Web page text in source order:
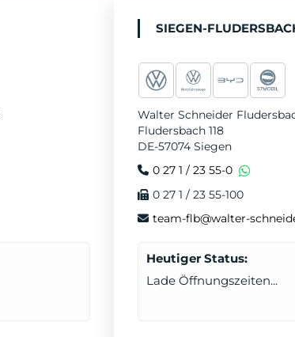
a
m
SIEGEN-
Walter Schneider
Fludersbach 118
DE-57074 Siegen
0 27 1 / 23 55-0
0 27 1 / 23 55-100
team-flb@walter-
Heutiger Status:
Lade Öffnungszeiten...